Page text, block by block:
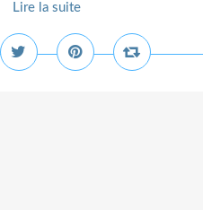
Lire la suite